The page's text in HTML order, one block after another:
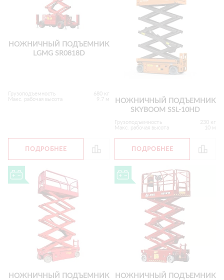
НОЖНИЧНЫЙ ПОДЪЕМНИК
LGMG SR0818D
Грузоподъемность
680 кг
Макс. рабочая высота
9.7 м
ПОДРОБНЕЕ
НОЖНИЧНЫЙ ПОДЪЕМНИК
SKYBOOM SSL-10HD
Грузоподъемность
230 кг
Макс. рабочая высота
10 м
ПОДРОБНЕЕ
НОЖНИЧНЫЙ ПОДЪЕМНИК
НОЖНИЧНЫЙ ПОДЪЕМНИК